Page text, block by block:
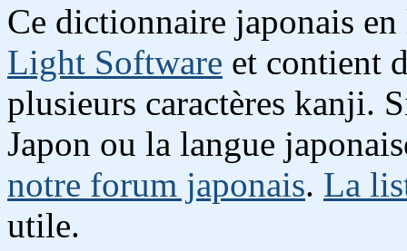
Ce dictionnaire japonais
Light Software et contient
plusieurs caractères kanji.
Japon ou la langue
notre forum japonais. La
utile.